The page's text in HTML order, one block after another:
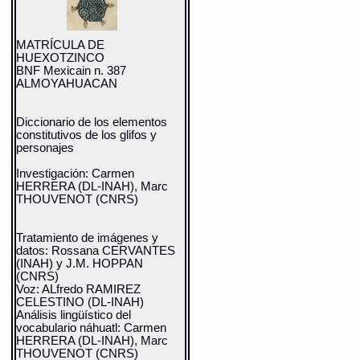
estilístico donde propone que el
análisis sistemático de todos
los elementos iconográficos
puede ayudarnos a comprender
el corpus como parte de un
lenguaje.(Yoneda: 1991: 199p.)
Sus trabajos posteriores han
interesantes desde el punto de
vista del descifre de glifos que
va agregando datos novedosos.
.(Yoneda: 2002; Yoneda: 2005)
Por otro lado, el trabajo de Luis
Reyes aprovecha la
información del Mapa de
Cuauhtinchan 2 y la Historia
comprender la formación y
evolución del señorío de
Cuauhtinchan del siglo XII al
XVI. En su estudio no sólo se
destaca la pluralidad étnica de
los señoríos, sino además el
protagonismo algunos que
probablemente se reflejó en el
quehacer histórico. Reyes
señala que tanto la historia
MATRÍCULA DE
HUEXOTZINCO
BNF Mexicain n. 387
ALMOYAHUACAN
Diccionario de los elementos
constitutivos de los glifos y
personajes
Investigación: Carmen
HERRERA (DL-INAH), Marc
THOUVENOT (CNRS)
Tratamiento de imágenes y
datos: Rossana CERVANTES
(INAH) y J.M. HOPPAN
(CNRS)
Voz: ALfredo RAMIREZ
CELESTINO (DL-INAH)
Análisis lingüístico del
vocabulario náhuatl: Carmen
HERRERA (DL-INAH), Marc
THOUVENOT (CNRS)